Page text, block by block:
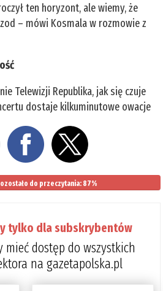
ten horyzont, ale wiemy, że
– mówi Kosmala w rozmowie z
Telewizji Republika, jak się czuje
dostaje kilkuminutowe owacje
do przeczytania: 87%
tylko dla subskrybentów
mieć dostęp do wszystkich
na gazetapolska.pl